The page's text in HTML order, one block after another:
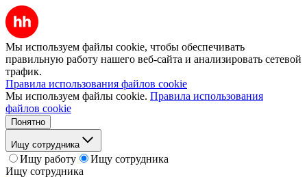
Мы используем файлы cookie, чтобы обеспечивать
правильную работу нашего веб-сайта и анализировать сетевой
трафик.
Правила использования файлов cookie
Мы используем файлы cookie. Правила использования
файлов cookie
Понятно
Ищу сотрудника
Ищу работу
Ищу сотрудника
Ищу сотрудника